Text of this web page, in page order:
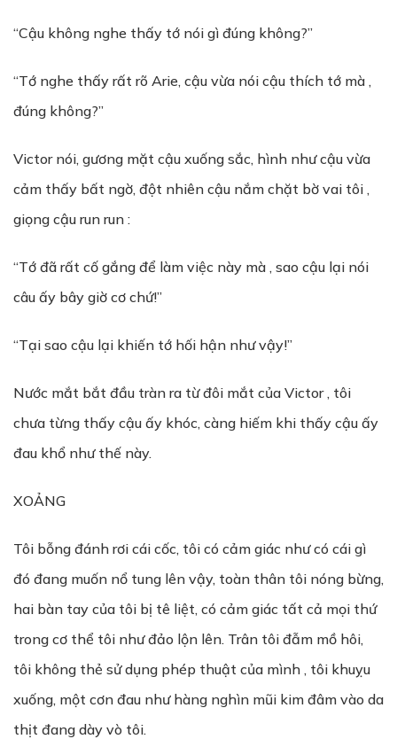
“Cậu không nghe thấy tớ nói gì đúng không?”
“Tớ nghe thấy rất rõ Arie, cậu vừa nói cậu thích tớ mà ,
đúng không?”
Victor nói, gương mặt cậu xuống sắc, hình như cậu vừa
cảm thấy bất ngờ, đột nhiên cậu nắm chặt bờ vai tôi ,
giọng cậu run run :
“Tớ đã rất cố gắng để làm việc này mà , sao cậu lại nói
câu ấy bây giờ cơ chứ!”
“Tại sao cậu lại khiến tớ hối hận như vậy!”
Nước mắt bắt đầu tràn ra từ đôi mắt của Victor , tôi
chưa từng thấy cậu ấy khóc, càng hiếm khi thấy cậu ấy
đau khổ như thế này.
XOẢNG
Tôi bỗng đánh rơi cái cốc, tôi có cảm giác như có cái gì
đó đang muốn nổ tung lên vậy, toàn thân tôi nóng bừng,
hai bàn tay của tôi bị tê liệt, có cảm giác tất cả mọi thứ
trong cơ thể tôi như đảo lộn lên. Trân tôi đẫm mồ hôi,
tôi không thẻ sử dụng phép thuật của mình , tôi khuỵu
xuống, một cơn đau như hàng nghìn mũi kim đâm vào da
thịt đang dày vò tôi.